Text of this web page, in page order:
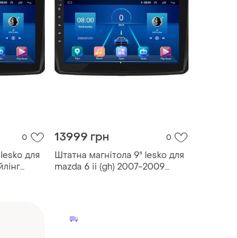
0
для
13999 грн 0
Штатна магнітола 9" lesko для
mazda 6 ii (gh) 2007-2009